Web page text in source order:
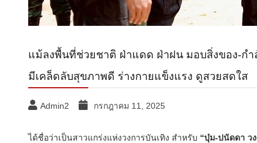
แม้ลงพื้นที่ช่วยชาติ ฝ่าแดด ฝ่าฝน มอบสิ่งของ-ก
มีเคล็ดลับสุขภาพดี ร่างกายแข็งแรง ดูสวยสดใส
Admin2 กรกฎาคม 11, 2025
ได้ชื่อว่าเป็นสาวแกร่งแห่งวงการบันเทิง สำหรับ “บุ๋ม-ปนัดดา ว